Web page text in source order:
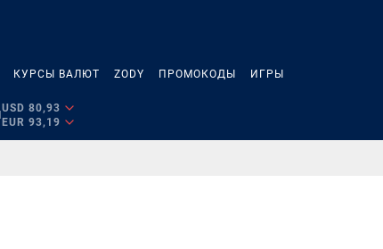
КУРСЫ ВАЛЮТ ZODY ПРОМОКОДЫ ИГРЫ
USD 80,93
EUR 93,19